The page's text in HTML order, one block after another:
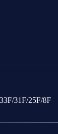
31F/25F/8F